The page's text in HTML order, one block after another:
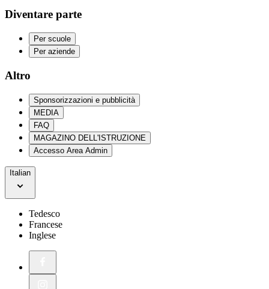
Diventare parte
Per scuole
Per aziende
Altro
Sponsorizzazioni e pubblicità
MEDIA
FAQ
MAGAZINO DELL'ISTRUZIONE
Accesso Area Admin
Italian
Tedesco
Francese
Inglese